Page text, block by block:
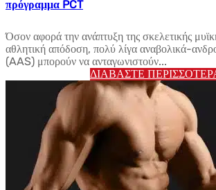
πρόγραμμα PCT
Όσον αφορά την ανάπτυξη της σκελετικής
αθλητική απόδοση, πολύ λίγα αναβολικά-
(AAS) μπορούν να ανταγωνιστούν...
ΔΙΑΒΆΣΤΕ